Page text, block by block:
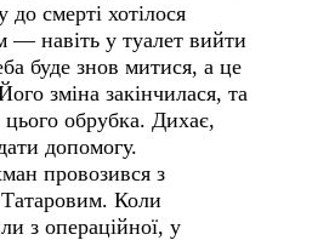
до смерті хотілося
— навіть у туалет вийти
буде знов митися, а це
зміна закінчилася, та
обрубка. Дихає,
допомогу.
провозився з
Коли
з операційної, у